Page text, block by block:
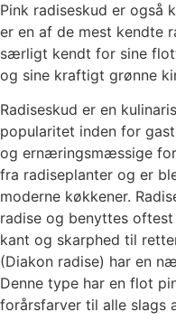
Pink radiseskud er også
er en af de mest kendte
særligt kendt for sine
og sine kraftigt grønne
Radiseskud er en
popularitet inden for
og ernæringsmæssige
fra radiseplanter og er
moderne køkkener.
radise og benyttes
kant og skarphed til
(Diakon radise) har en
Denne type har en flot
forårsfarver til alle slags